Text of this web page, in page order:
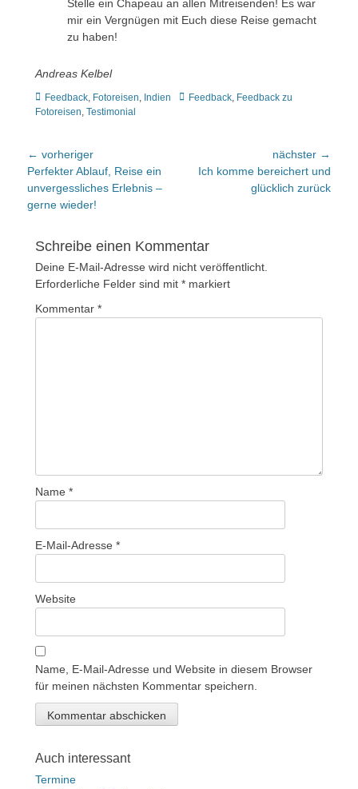
Stelle ein Chapeau an allen Mitreisenden! Es war
mir ein Vergnügen mit Euch diese Reise gemacht
zu haben!
Andreas Kelbel
Kategorien
Feedback Fotoreisen Indien TagsFeedback Feedback zu
Fotoreisen Testimonial
Beitragsnavigation
← vorheriger
Vorheriger
Beitrag:
Perfekter Ablauf, Reise ein
unvergessliches Erlebnis –
gerne wieder!
nächster →
nächster
Ich komme bereichert und
glücklich zurück
Schreibe einen Kommentar
Deine E-Mail-Adresse wird nicht veröffentlicht.
Erforderliche Felder sind mit * markiert
Kommentar *
Name *
E-Mail-Adresse *
Website
Name, E-Mail-Adresse und Website in diesem Browser
für meinen nächsten Kommentar speichern.
Auch interessant
Termine